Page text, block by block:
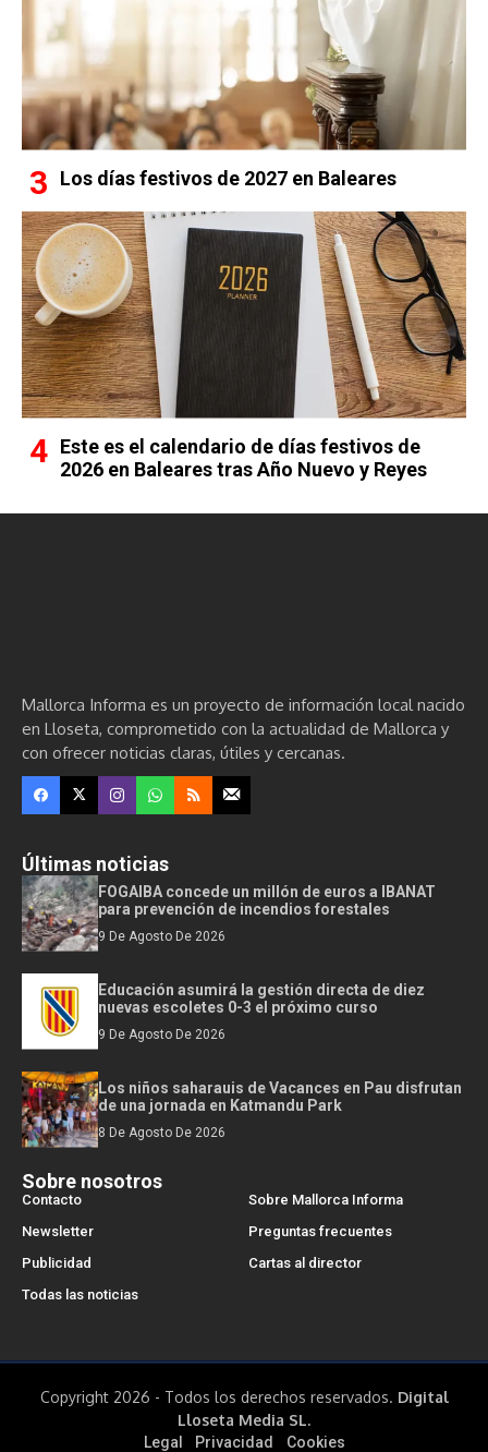
Los días festivos de 2027 en Baleares
Este es el calendario de días festivos de
2026 en Baleares tras Año Nuevo y Reyes
Mallorca Informa es un proyecto de información local nacido
en Lloseta, comprometido con la actualidad de Mallorca y
con ofrecer noticias claras, útiles y cercanas.
Últimas noticias
FOGAIBA concede un millón de euros a IBANAT
para prevención de incendios forestales
9 De Agosto De 2026
Educación asumirá la gestión directa de diez
nuevas escoletes 0-3 el próximo curso
9 De Agosto De 2026
Los niños saharauis de Vacances en Pau disfrutan
de una jornada en Katmandu Park
8 De Agosto De 2026
Sobre nosotros
Contacto
Sobre Mallorca Informa
Newsletter
Preguntas frecuentes
Publicidad
Cartas al director
Todas las noticias
Copyright 2026 - Todos los derechos reservados. Digital
Lloseta Media SL.
Legal Privacidad Cookies